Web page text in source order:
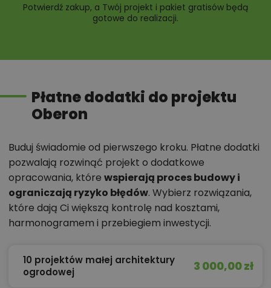
Potwierdź zakup, a Twój projekt i pakiet gratisów będą
gotowe do realizacji.
Płatne dodatki do projektu
Oberon
Buduj świadomie od pierwszego kroku. Płatne dodatki
pozwalają rozwinąć projekt o dodatkowe
opracowania, które wspierają proces budowy i
ograniczają ryzyko błędów. Wybierz rozwiązania,
które dają Ci większą kontrolę nad kosztami,
harmonogramem i przebiegiem inwestycji.
10 projektów małej architektury
ogrodowej
3 000,00 zł